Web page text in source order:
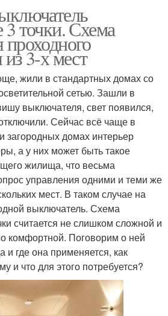
точки. Схема
3-х мест
жили в стандартных домах со
сетью. Зашли в
выключателя, свет появился,
Сейчас всё чаще в
загородных домах интерьер
а у них может быть такое
жилища, что весьма
управления одними и теми же
мест. В таком случае на
выключатель. Схема
считается не слишком сложной и
комфортной. Поговорим о ней
и где она применяется, как
и что для этого потребуется?